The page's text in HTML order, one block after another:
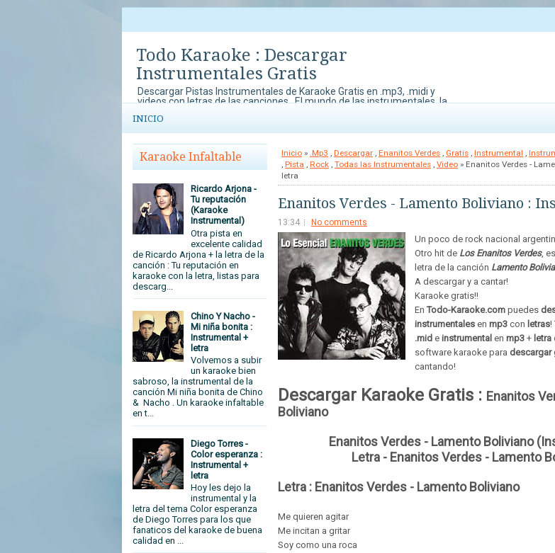
Todo Karaoke : Descargar
Instrumentales Gratis
Descargar Pistas Instrumentales de Karaoke Gratis en .mp3, .midi y
videos con letras de las canciones . El mundo de las instrumentales, la
con concursos de Karaoke que no te puedes perder para demostrar
tu arte y talento al mundo.
INICIO
Karaoke Infaltable
Ricardo Arjona -
Tu reputación
(Karaoke
Instrumental)
Otra pista en
excelente calidad
de Ricardo Arjona + la letra de la
canción : Tu reputación en
karaoke con la letra, listas para
descarg...
Chino Y Nacho -
Mi niña bonita :
Instrumental +
letra
Volvemos a subir
un karaoke bien
sabroso, la instrumental de la
canción Mi niña bonita de Chino
& Nacho . Un karaoke infaltable
en t...
Diego Torres -
Color esperanza :
Instrumental +
letra
Hoy les dejo la
instrumental y la
letra del tema Color esperanza
de Diego Torres para los que
fanaticos del karaoke de buena
calidad en ...
Inicio » .Mp3 , Descargar , Enanitos Verdes , Gratis , Instrumental ,
, Pista , Rock , Todas las Instrumentales , Video » Enanitos Verdes -
letra
Enanitos Verdes - Lamento Boliviano :
13:34 No comments
Un poco de rock nacional
Otro hit de Los Enanitos Verdes,
letra de la canción Lamento
A descargar y a cantar!
Karaoke gratis!!
En Todo-Karaoke.com puedes
instrumentales en mp3 con letras!
.mid e instrumental en mp3 + letra
software karaoke para descargar
cantando!
Descargar Karaoke Gratis : Enanitos
Boliviano
Enanitos Verdes - Lamento Boliviano
Letra - Enanitos Verdes - Lamento
Letra : Enanitos Verdes - Lamento Boliviano
Me quieren agitar
Me incitan a gritar
Soy como una roca